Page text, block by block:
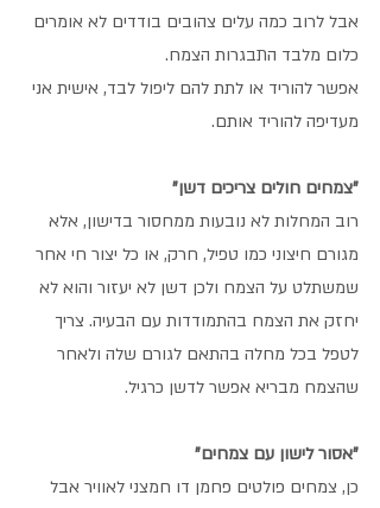
אבל לרוב כמה עלים צהובים בודדים לא אומרים
כלום מלבד התבגרות הצמח.
אפשר להוריד או לתת להם ליפול לבד, אישית אני
מעדיפה להוריד אותם.
"צמחים חולים צריכים דשן"
רוב המחלות לא נובעות ממחסור בדישון, אלא
מגורם חיצוני כמו טפיל, חרק, או כל יצור חי אחר
שמשתלט על הצמח ולכן דשן לא יעזור והוא לא
יחזק את הצמח בהתמודדות עם הבעיה. צריך
לטפל בכל מחלה בהתאם לגורם שלה ולאחר
שהצמח מבריא אפשר לדשן כרגיל.
"אסור לישון עם צמחים"
כן, צמחים פולטים פחמן דו חמצני לאוויר אבל